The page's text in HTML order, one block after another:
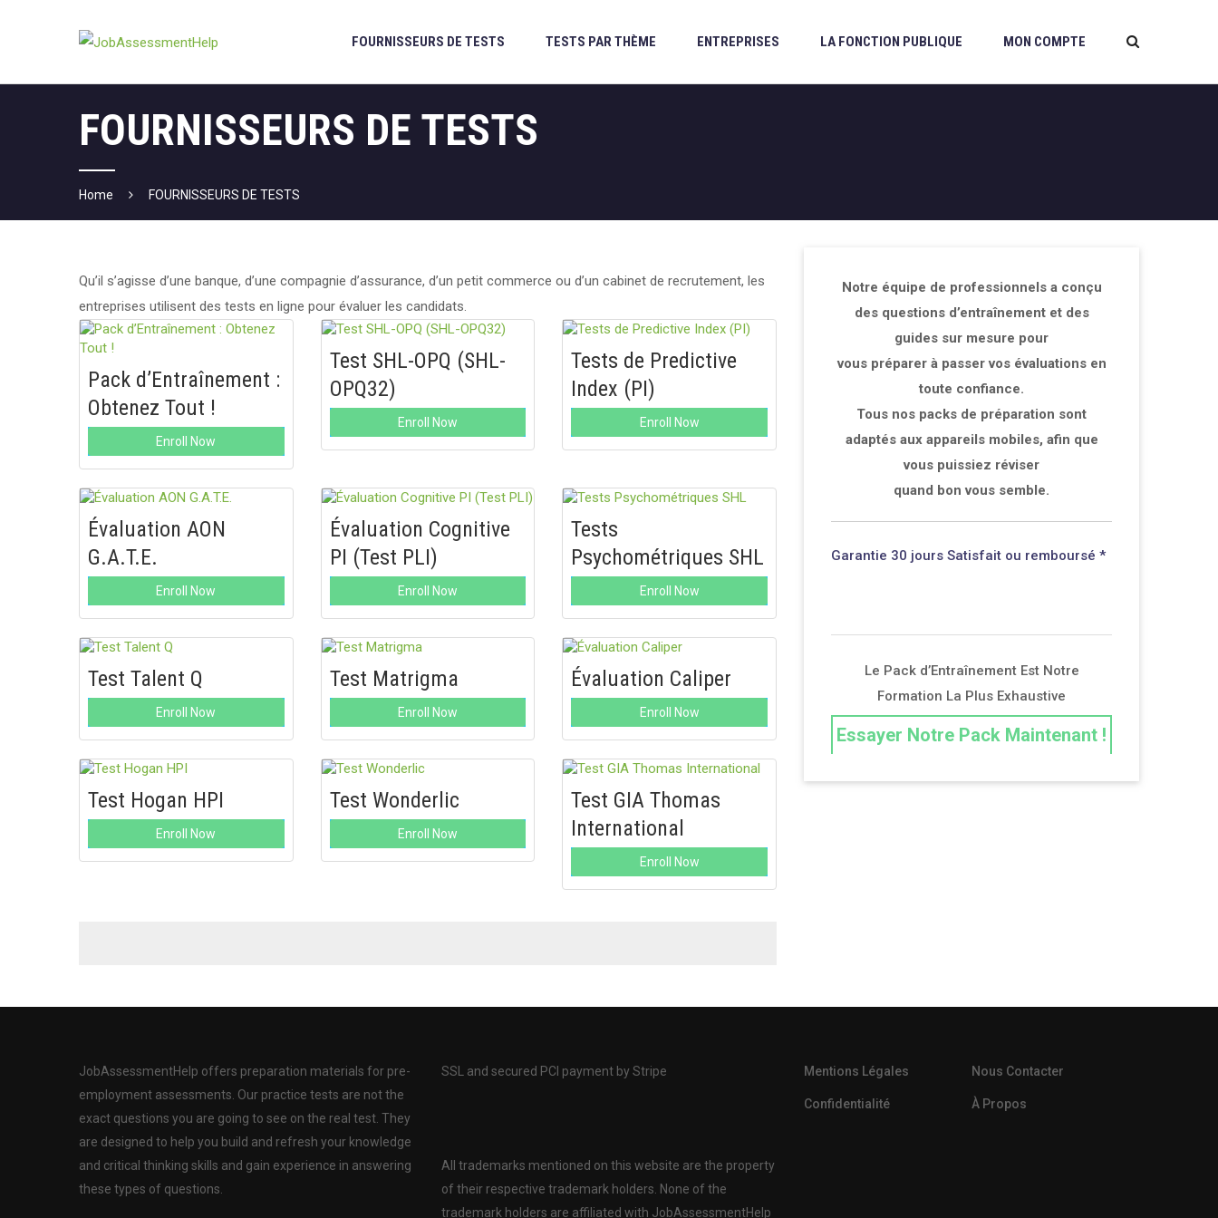
FOURNISSEURS DE TESTS TESTS PAR THÈME ENTREPRISES LA FONCTION PUBLIQUE MON COMPTE
FOURNISSEURS DE TESTS
Home FOURNISSEURS DE TESTS
Qu’il s’agisse d’une banque, d’une compagnie d’assurance, d’un petit commerce ou d’un cabinet de recrutement, les
entreprises utilisent des tests en ligne pour évaluer les candidats.
Pack d’Entraînement :
Obtenez Tout !
Enroll Now
Test SHL-OPQ (SHL-
OPQ32)
Enroll Now
Tests de Predictive
Index (PI)
Enroll Now
Évaluation AON
G.A.T.E.
Enroll Now
Évaluation Cognitive
PI (Test PLI)
Enroll Now
Tests
Psychométriques SHL
Enroll Now
Test Talent Q
Enroll Now
Test Matrigma
Enroll Now
Évaluation Caliper
Enroll Now
Test Hogan HPI
Enroll Now
Test Wonderlic
Enroll Now
Test GIA Thomas
International
Enroll Now
Notre équipe de professionnels a conçu
des questions d’entraînement et des
guides sur mesure pour
vous préparer à passer vos évaluations en
toute confiance.
Tous nos packs de préparation sont
adaptés aux appareils mobiles, afin que
vous puissiez réviser
quand bon vous semble.
Garantie 30 jours Satisfait ou remboursé *
Le Pack d’Entraînement Est Notre
Formation La Plus Exhaustive
Essayer Notre Pack Maintenant !
JobAssessmentHelp offers preparation materials for pre-
employment assessments. Our practice tests are not the
exact questions you are going to see on the real test. They
are designed to help you build and refresh your knowledge
and critical thinking skills and gain experience in answering
these types of questions.
SSL and secured PCI payment by Stripe
All trademarks mentioned on this website are the property
of their respective trademark holders. None of the
trademark holders are affiliated with JobAssessmentHelp
Mentions Légales Nous Contacter
Confidentialité À Propos